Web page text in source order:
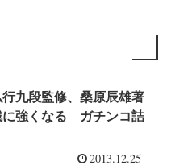
行九段監修、桑原辰雄著
に強くなる ガチンコ詰
2013.12.25